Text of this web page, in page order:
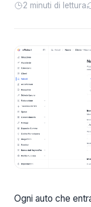
2 minuti di lettura
Ogni auto che